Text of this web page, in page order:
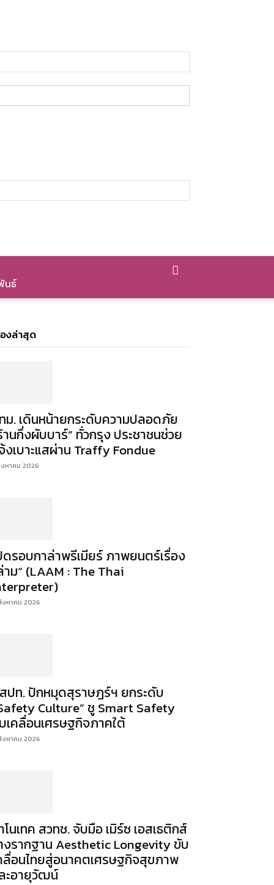
นธ์
องล่าสุด
ม. เดินหน้ายกระดับความปลอดภัย
านกึ่งผับบาร์” ทั่วกรุง ประชาชนช่วย
งเบาะแสผ่าน Traffy Fondue
หาคม 2026
ดรอบกาล่าพรีเมียร์ ภาพยนตร์เรื่อง
าม“ (LAAM : The Thai
หาคม 2026
ปท. ปักหมุดสุราษฎร์ฯ ยกระดับ
Culture” ชู Smart Safety
เคลื่อนเศรษฐกิจภาคใต้
หาคม 2026
โนเทค สวทช. จับมือ เมิร์ซ เอสเธติกส์
งรากฐาน Aesthetic Longevity ขับ
ลื่อนไทยสู่อนาคตเศรษฐกิจสุขภาพ
ะอายุวัฒน์